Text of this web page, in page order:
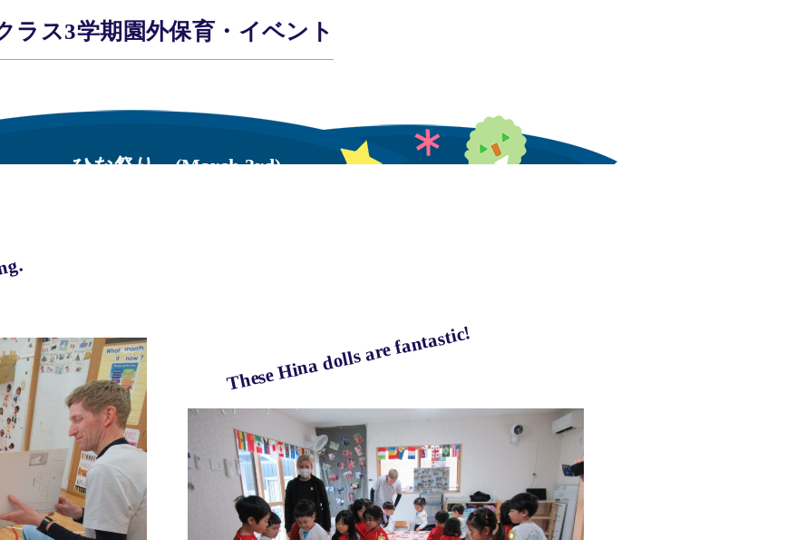
ラス3学期園外保育・イベント
ひな祭り (March 3rd)
These Hina dolls are fantastic!